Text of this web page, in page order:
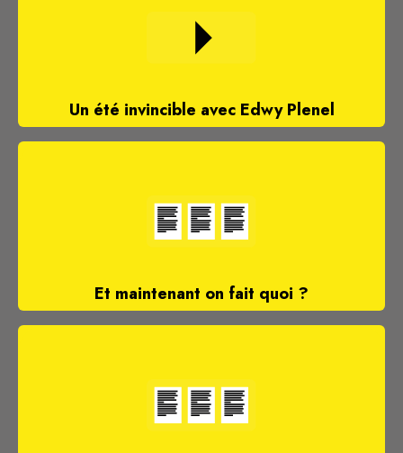
Un été invincible avec Edwy Plenel
Et maintenant on fait quoi ?